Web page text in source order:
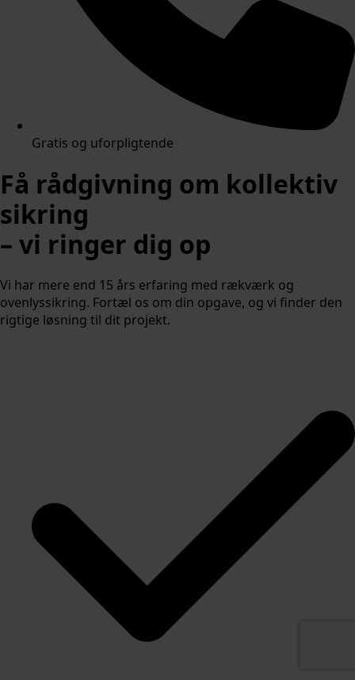
Gratis og uforpligtende
Få rådgivning om kollektiv
sikring
– vi ringer dig op
Vi har mere end 15 års erfaring med rækværk og
ovenlyssikring. Fortæl os om din opgave, og vi finder den
rigtige løsning til dit projekt.